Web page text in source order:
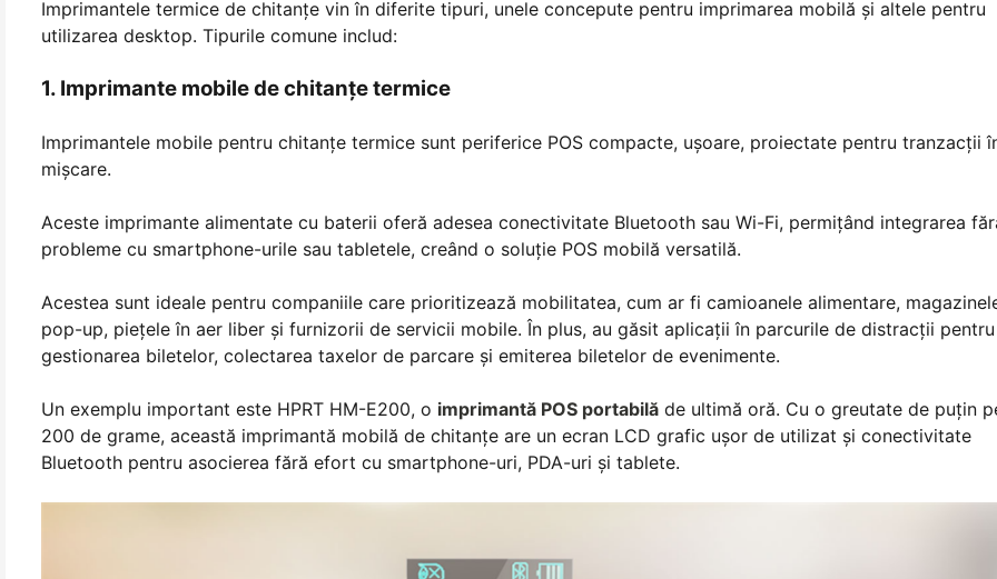
Imprimantele termice de chitanțe vin în diferite tipuri, unele concepute pentru imprimarea mobilă și altele pentru
utilizarea desktop. Tipurile comune includ:
1. Imprimante mobile de chitanțe termice
Imprimantele mobile pentru chitanțe termice sunt periferice POS compacte, ușoare, proiectate pentru tranzacții
mișcare.
Aceste imprimante alimentate cu baterii oferă adesea conectivitate Bluetooth sau Wi-Fi, permițând integrarea
probleme cu smartphone-urile sau tabletele, creând o soluție POS mobilă versatilă.
Acestea sunt ideale pentru companiile care prioritizează mobilitatea, cum ar fi camioanele alimentare,
pop-up, piețele în aer liber și furnizorii de servicii mobile. În plus, au găsit aplicații în parcurile de distracții pentru
gestionarea biletelor, colectarea taxelor de parcare și emiterea biletelor de evenimente.
Un exemplu important este HPRT HM-E200, o imprimantă POS portabilă de ultimă oră. Cu o greutate de puțin
200 de grame, această imprimantă mobilă de chitanțe are un ecran LCD grafic ușor de utilizat și conectivitate
Bluetooth pentru asocierea fără efort cu smartphone-uri, PDA-uri și tablete.